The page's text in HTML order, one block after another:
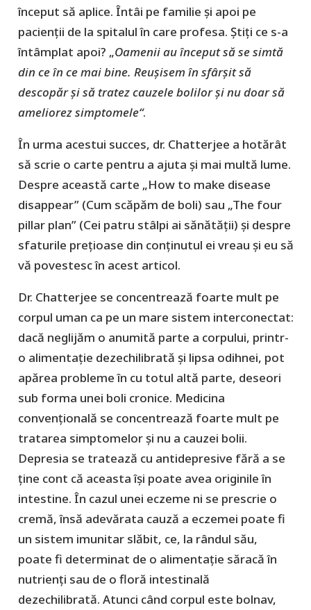
început să aplice. Întâi pe familie și apoi pe
pacienții de la spitalul în care profesa. Știți ce s-a
întâmplat apoi? „Oamenii au început să se simtă
din ce în ce mai bine. Reușisem în sfârșit să
descopăr și să tratez cauzele bolilor și nu doar să
ameliorez simptomele“.
În urma acestui succes, dr. Chatterjee a hotărât
să scrie o carte pentru a ajuta și mai multă lume.
Despre această carte „How to make disease
disappear” (Cum scăpăm de boli) sau „The four
pillar plan” (Cei patru stâlpi ai sănătăţii) și despre
sfaturile prețioase din conținutul ei vreau și eu să
vă povestesc în acest articol.
Dr. Chatterjee se concentrează foarte mult pe
corpul uman ca pe un mare sistem interconectat:
dacă neglijăm o anumită parte a corpului, printr-
o alimentație dezechilibrată și lipsa odihnei, pot
apărea probleme în cu totul altă parte, deseori
sub forma unei boli cronice. Medicina
convențională se concentrează foarte mult pe
tratarea simptomelor și nu a cauzei bolii.
Depresia se tratează cu antidepresive fără a se
ține cont că aceasta își poate avea originile în
intestine. În cazul unei eczeme ni se prescrie o
cremă, însă adevărata cauză a eczemei poate fi
un sistem imunitar slăbit, ce, la rândul său,
poate fi determinat de o alimentație săracă în
nutrienți sau de o floră intestinală
dezechilibrată. Atunci când corpul este bolnav,